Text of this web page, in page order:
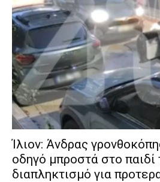
Ίλιον: Άνδρας
οδηγό μπροστά στο παιδί
διαπληκτισμό για